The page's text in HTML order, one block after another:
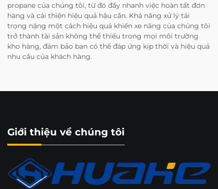
propane của chúng tôi, từ đó đẩy nhanh việc hoàn tất đơn
hàng và cải thiện hiệu quả hậu cần. Khả năng xử lý tải
trọng nặng một cách hiệu quả khiến xe nâng của chúng tôi
trở thành tài sản không thể thiếu trong mọi môi trường
kho hàng, đảm bảo bạn có thể đáp ứng kịp thời và hiệu quả
nhu cầu của khách hàng.
Giới thiệu về chúng tôi